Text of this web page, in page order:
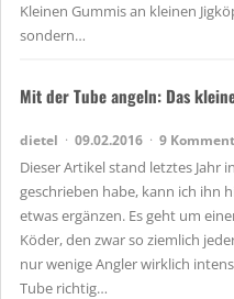
Kleinen Gummis an kleinen
sondern…
Mit der Tube angeln: Das
dietel 09.02.2016 9
Dieser Artikel stand letztes Jahr
geschrieben habe, kann ich ihn
etwas ergänzen. Es geht um
Köder, den zwar so ziemlich
nur wenige Angler wirklich
Tube richtig…